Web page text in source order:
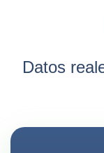
Datos